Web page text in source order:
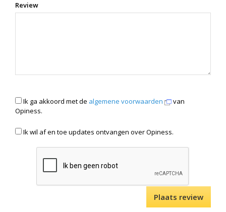
Review
Ik ga akkoord met de algemene voorwaarden
van
Opiness.
Ik wil af en toe updates ontvangen over Opiness.